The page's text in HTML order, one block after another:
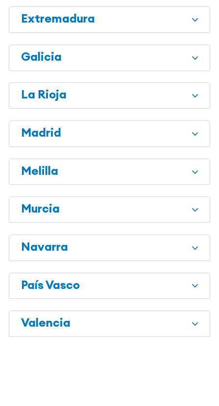
Extremadura
Galicia
La Rioja
Madrid
Melilla
Murcia
Navarra
País Vasco
Valencia